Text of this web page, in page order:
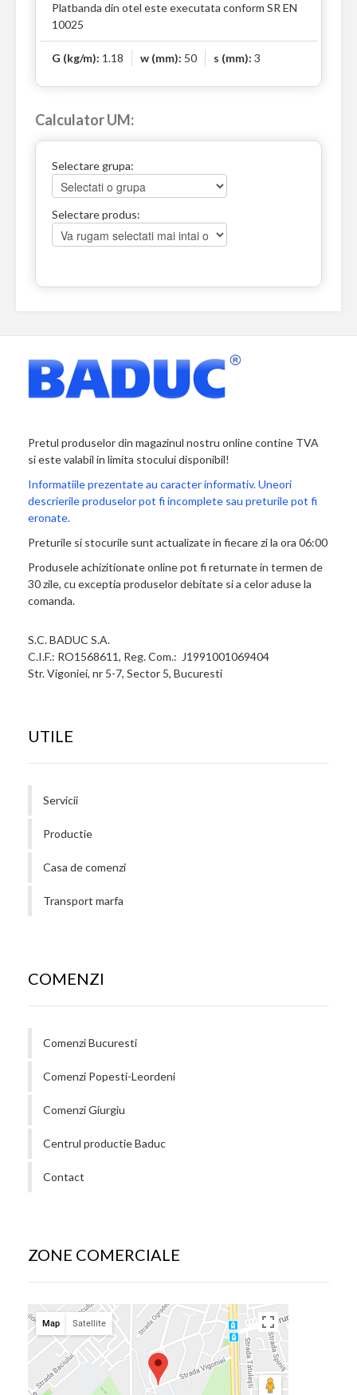
Platbanda din otel este executata conform SR EN
10025
G (kg/m): 1.18 w (mm): 50 s (mm): 3
Calculator UM:
Selectare grupa:
Selectare produs:
Pretul produselor din magazinul nostru online contine TVA
si este valabil in limita stocului disponibil!
Informatiile prezentate au caracter informativ. Uneori
descrierile produselor pot fi incomplete sau preturile pot fi
eronate.
Preturile si stocurile sunt actualizate in fiecare zi la ora 06:00
Produsele achizitionate online pot fi returnate in termen de
30 zile, cu exceptia produselor debitate si a celor aduse la
comanda.
S.C. BADUC S.A.
C.I.F.: RO1568611, Reg. Com.: J1991001069404
Str. Vigoniei, nr 5-7, Sector 5, Bucuresti
UTILE
Servicii
Productie
Casa de comenzi
Transport marfa
COMENZI
Comenzi Bucuresti
Comenzi Popesti-Leordeni
Comenzi Giurgiu
Centrul productie Baduc
Contact
ZONE COMERCIALE